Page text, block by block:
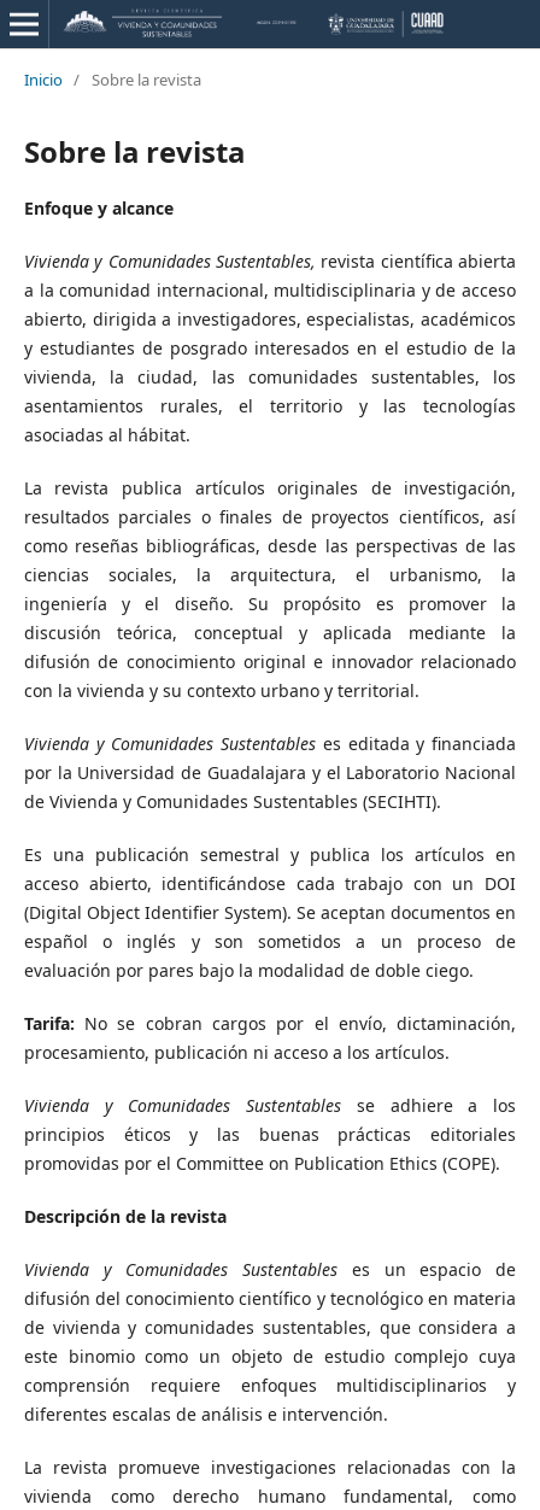
Inicio / Sobre la revista
Sobre la revista
Enfoque y alcance
Vivienda y Comunidades Sustentables, revista científica abierta
a la comunidad internacional, multidisciplinaria y de acceso
abierto, dirigida a investigadores, especialistas, académicos
y estudiantes de posgrado interesados en el estudio de la
vivienda, la ciudad, las comunidades sustentables, los
asentamientos rurales, el territorio y las tecnologías
asociadas al hábitat.
La revista publica artículos originales de investigación,
resultados parciales o finales de proyectos científicos, así
como reseñas bibliográficas, desde las perspectivas de las
ciencias sociales, la arquitectura, el urbanismo, la
ingeniería y el diseño. Su propósito es promover la
discusión teórica, conceptual y aplicada mediante la
difusión de conocimiento original e innovador relacionado
con la vivienda y su contexto urbano y territorial.
Vivienda y Comunidades Sustentables es editada y financiada
por la Universidad de Guadalajara y el Laboratorio Nacional
de Vivienda y Comunidades Sustentables (SECIHTI).
Es una publicación semestral y publica los artículos en
acceso abierto, identificándose cada trabajo con un DOI
(Digital Object Identifier System). Se aceptan documentos en
español o inglés y son sometidos a un proceso de
evaluación por pares bajo la modalidad de doble ciego.
Tarifa: No se cobran cargos por el envío, dictaminación,
procesamiento, publicación ni acceso a los artículos.
Vivienda y Comunidades Sustentables se adhiere a los
principios éticos y las buenas prácticas editoriales
promovidas por el Committee on Publication Ethics (COPE).
Descripción de la revista
Vivienda y Comunidades Sustentables es un espacio de
difusión del conocimiento científico y tecnológico en materia
de vivienda y comunidades sustentables, que considera a
este binomio como un objeto de estudio complejo cuya
comprensión requiere enfoques multidisciplinarios y
diferentes escalas de análisis e intervención.
La revista promueve investigaciones relacionadas con la
vivienda como derecho humano fundamental, como